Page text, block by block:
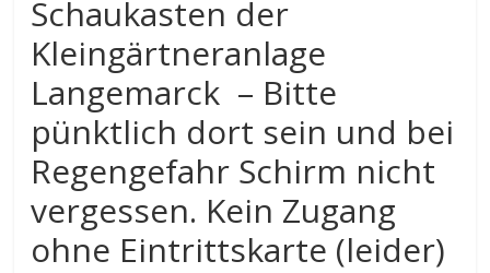
Schaukasten der
Kleingärtneranlage
Langemarck – Bitte
pünktlich dort sein und bei
Regengefahr Schirm nicht
vergessen. Kein Zugang
ohne Eintrittskarte (leider)